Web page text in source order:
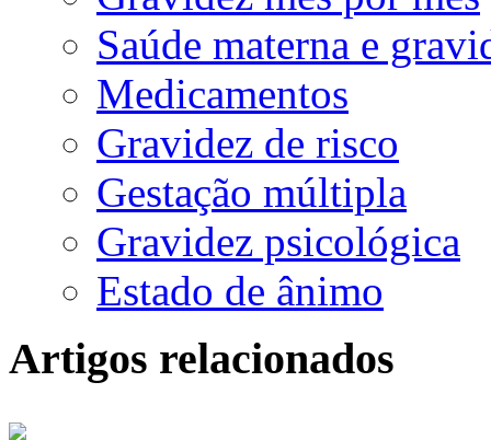
Saúde materna e
Medicamentos
Gravidez de risco
Gestação múltipla
Gravidez psicológica
Estado de ânimo
Artigos relacionados